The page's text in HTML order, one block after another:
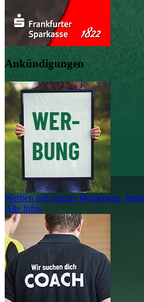
Ankündigungen
Werben auf unserer Homepage. Jetzt!
Alle Infos